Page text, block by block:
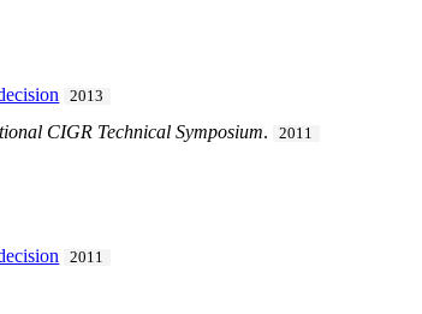
2013
CIGR Technical Symposium. 2011
2011